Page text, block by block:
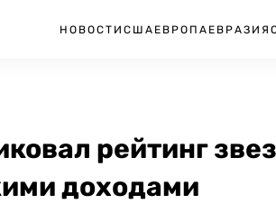
НОВОСТИ США ЕВРОПА ЕВРАЗИЯ
рейтинг
доходами